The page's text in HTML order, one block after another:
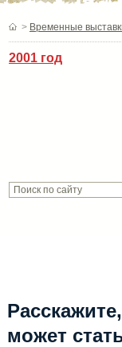
> Временные
2001 год
может